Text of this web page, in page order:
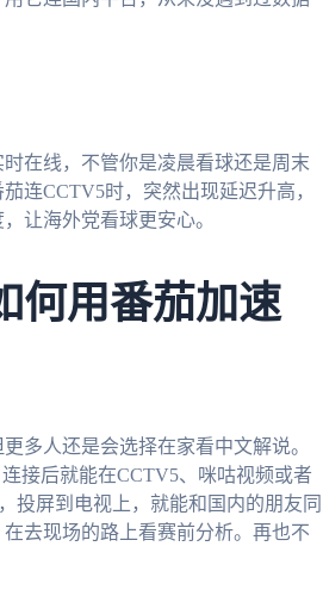
在线，不管你是凌晨看球还是周末
连CCTV5时，突然出现延迟升高，
让海外党看球更安心。
何用番茄加速
多人还是会选择在家看中文解说。
接后就能在CCTV5、咪咕视频或者
投屏到电视上，就能和国内的朋友同
去现场的路上看赛前分析。再也不